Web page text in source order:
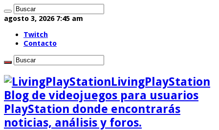
agosto 3, 2026 7:45 am
Twitch
Contacto
LivingPlayStation
Blog de videojuegos para usuarios
PlayStation donde encontrarás
noticias, análisis y foros.